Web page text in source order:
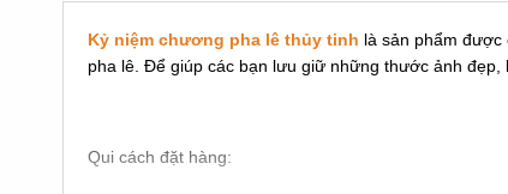
Kỷ niệm chương pha lê thủy tinh là sản phẩm được
pha lê. Để giúp các bạn lưu giữ những thước ảnh đẹp,
Qui cách đặt hàng: